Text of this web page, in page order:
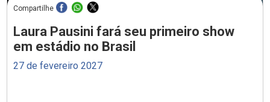
Compartilhe
Laura Pausini fará seu primeiro show
em estádio no Brasil
27 de fevereiro 2027